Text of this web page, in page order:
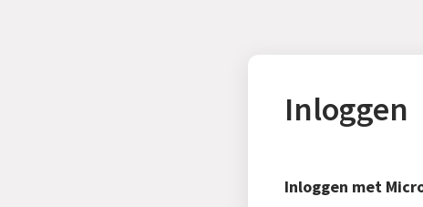
Inloggen
Inloggen met